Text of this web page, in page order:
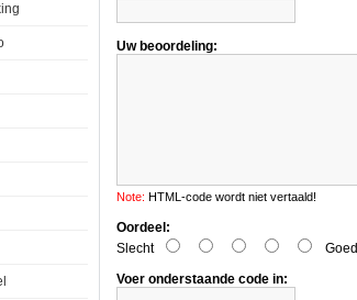
Aquaforest
Magnesium
een
om
een
constant
niveau
van
Uw beoordeling:
Note: HTML-code wordt niet vertaald!
Oordeel:
Slecht
Goed
Voer onderstaande code in: